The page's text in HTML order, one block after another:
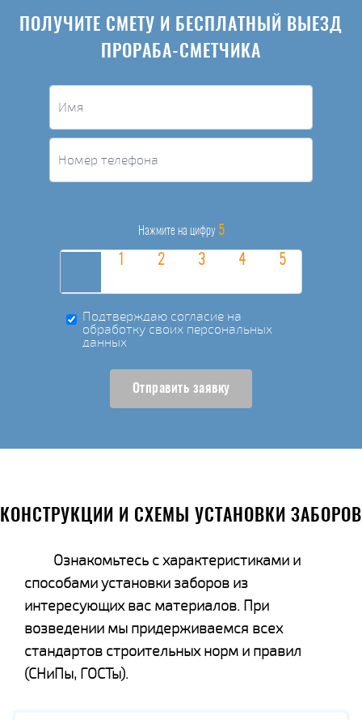
ПОЛУЧИТЕ СМЕТУ И БЕСПЛАТНЫЙ ВЫЕЗД
ПРОРАБА-СМЕТЧИКА
Нажмите на цифру 5
Подтверждаю согласие на
обработку своих персональных
данных
Отправить заявку
КОНСТРУКЦИИ И СХЕМЫ УСТАНОВКИ ЗАБОРОВ
Ознакомьтесь с характеристиками и
способами установки заборов из
интересующих вас материалов. При
возведении мы придерживаемся всех
стандартов строительных норм и правил
(СНиПы, ГОСТы).